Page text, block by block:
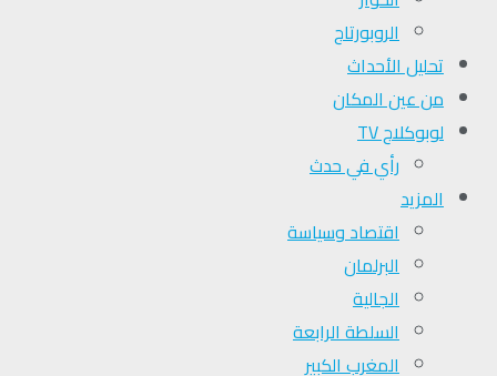
الروبورتاج
تحلیل الأحداث
من عين المكان
لوبوكلاج TV
رأي في حدث
المزيد
اقتصاد وسياسة
البرلمان
الجالية
السلطة الرابعة
المغرب الكبير